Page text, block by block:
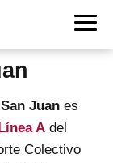
Juan es
A del
Colectivo